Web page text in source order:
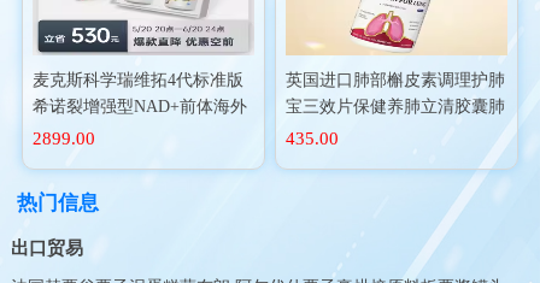
麦克斯科学瑞维拓4代标准版
希诺裂增强型NAD+前体海外
进口
2899.00
英国进口肺部槲皮素调理护肺
宝三效片保健养肺立清胶囊肺
动力二氢
435.00
热门信息
出口贸易